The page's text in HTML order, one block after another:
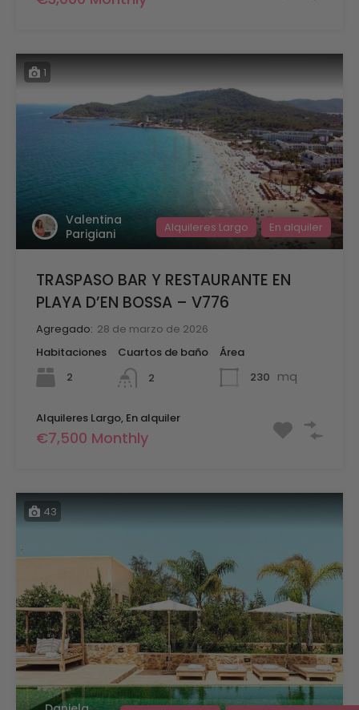
1
Valentina
Parigiani
Alquileres Largo En alquiler
TRASPASO BAR Y RESTAURANTE EN
PLAYA D’EN BOSSA – V776
Agregado: 28 de marzo de 2026
Habitaciones
2
Cuartos de baño
2
Área
230 mq
Alquileres Largo, En alquiler
€7,500 Monthly
43